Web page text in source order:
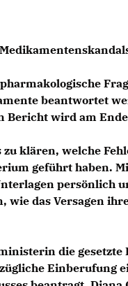
beantwortet
Bericht wird am
klären, welche
geführt haben.
persönlich
wie das Versagen
die
Einberufung